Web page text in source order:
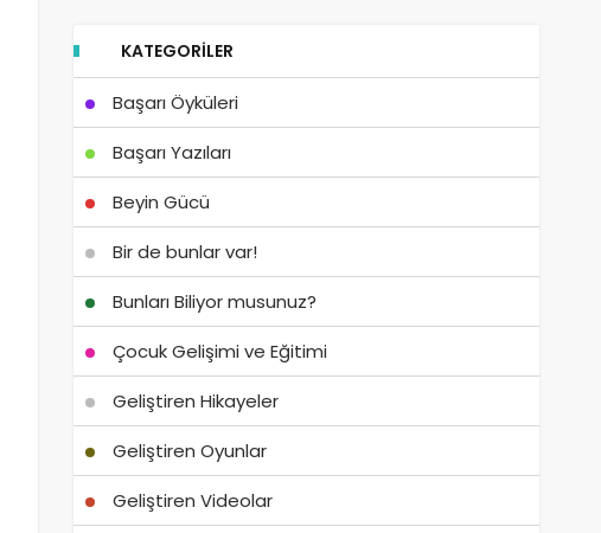
KATEGORILER
Başarı Öyküleri
Başarı Yazıları
Beyin Gücü
Bir de bunlar var!
Bunları Biliyor musunuz?
Çocuk Gelişimi ve Eğitimi
Geliştiren Hikayeler
Geliştiren Oyunlar
Geliştiren Videolar